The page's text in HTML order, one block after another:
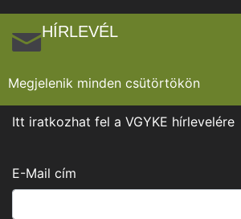
HÍRLEVÉL
Megjelenik minden csütörtökön
Itt iratkozhat fel a VGYKE hírlevelére
E-Mail cím